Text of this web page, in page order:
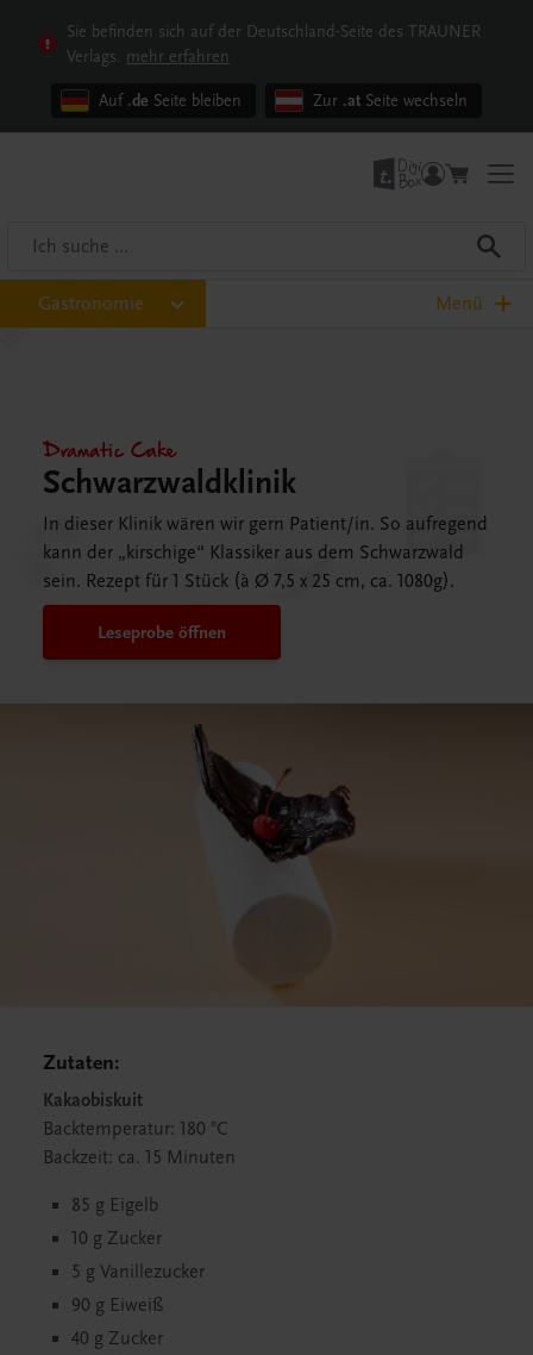
Sie befinden sich auf der Deutschland-Seite des TRAUNER
Verlags. mehr erfahren
Auf .de Seite bleiben Zur .at Seite wechseln
Gastronomie Menü
Dramatic Cake
Schwarzwaldklinik
In dieser Klinik wären wir gern Patient/in. So aufregend
kann der „kirschige“ Klassiker aus dem Schwarzwald
sein. Rezept für 1 Stück (à Ø 7,5 x 25 cm, ca. 1080g).
Leseprobe öffnen
Zutaten:
Kakaobiskuit
Backtemperatur: 180 °C
Backzeit: ca. 15 Minuten
85 g Eigelb
10 g Zucker
5 g Vanillezucker
90 g Eiweiß
40 g Zucker